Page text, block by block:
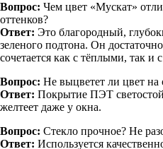
Вопрос: Чем цвет «Мускат»
оттенков?
Ответ: Это благородный,
зеленого подтона. Он
сочетается как с тёплыми, так и
Вопрос: Не выцветет ли цвет на
Ответ: Покрытие ПЭТ
желтеет даже у окна.
Вопрос: Стекло прочное? Не
Ответ: Используется